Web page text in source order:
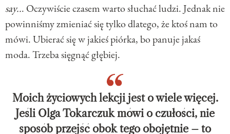
say... Oczywiście czasem warto słuchać ludzi. Jednak nie
powinniśmy zmieniać się tylko dlatego, że ktoś nam to
mówi. Ubierać się w jakieś piórka, bo panuje jakaś
moda. Trzeba sięgnąć głębiej.
Moich życiowych lekcji jest o wiele więcej.
Jeśli Olga Tokarczuk mówi o czułości, nie
sposób przejść obok tego obojętnie – to